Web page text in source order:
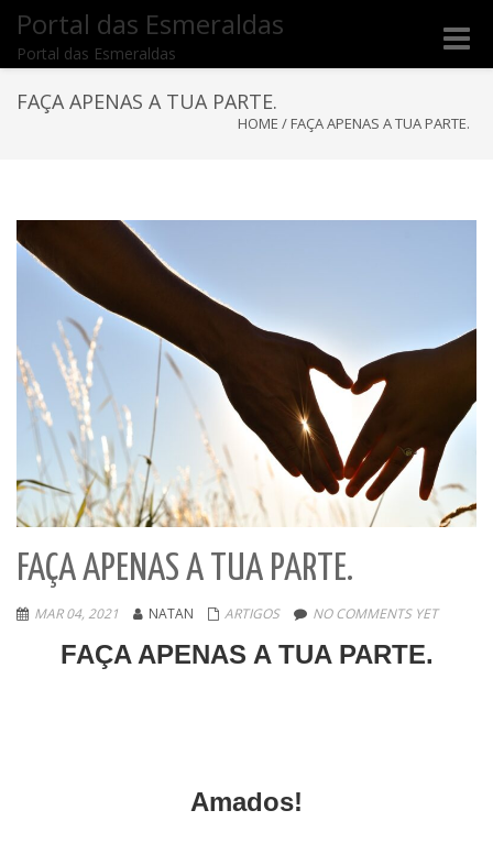
Portal das Esmeraldas
Portal das Esmeraldas
Toggle
FAÇA APENAS A TUA PARTE.
HOME / FAÇA APENAS A TUA PARTE.
FAÇA APENAS A TUA PARTE.
MAR 04, 2021 NATAN ARTIGOS NO COMMENTS YET
FAÇA APENAS A TUA PARTE.
Amados!